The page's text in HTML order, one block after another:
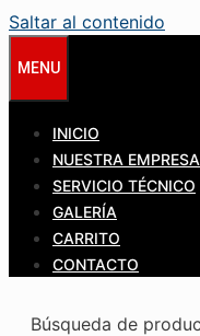
Saltar al contenido
MENU
INICIO
NUESTRA EMPRESA
SERVICIO TÉCNICO
GALERÍA
CARRITO
CONTACTO
Búsqueda de